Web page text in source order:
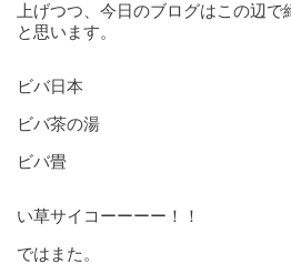
上げつつ、今日のブログはこの辺
と思います。
ビバ日本
ビバ茶の湯
ビバ畳
い草サイコーーーー！！
ではまた。